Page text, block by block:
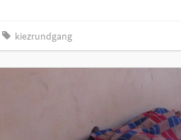
kiezrundgang